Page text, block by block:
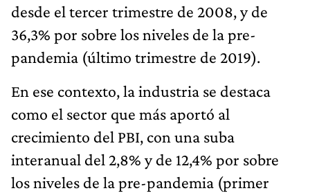
desde el tercer trimestre de 2008, y de
36,3% por sobre los niveles de la pre-
pandemia (último trimestre de 2019).
En ese contexto, la industria se destaca
como el sector que más aportó al
crecimiento del PBI, con una suba
interanual del 2,8% y de 12,4% por sobre
los niveles de la pre-pandemia (primer